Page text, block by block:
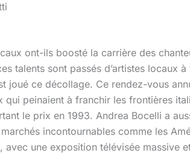
ont-ils boosté la carrière des
talents sont passés d’artistes locaux
joué ce décollage. Ce rendez-vous
peinaient à franchir les frontières
le prix en 1993. Andrea Bocelli a
incontournables comme les
une exposition télévisée massive